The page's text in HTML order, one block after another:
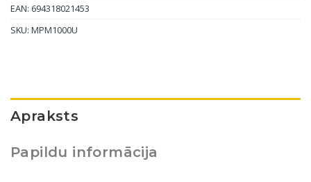
EAN: 694318021453
SKU: MPM1000U
Apraksts
Papildu informācija